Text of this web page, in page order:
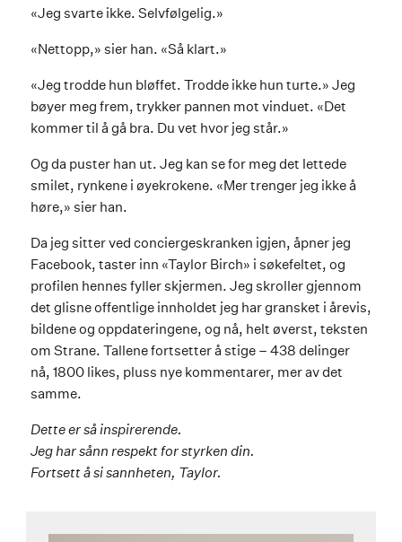
«Jeg svarte ikke. Selvfølgelig.»
«Nettopp,» sier han. «Så klart.»
«Jeg trodde hun bløffet. Trodde ikke hun turte.» Jeg
bøyer meg frem, trykker pannen mot vinduet. «Det
kommer til å gå bra. Du vet hvor jeg står.»
Og da puster han ut. Jeg kan se for meg det lettede
smilet, rynkene i øyekrokene. «Mer trenger jeg ikke å
høre,» sier han.
Da jeg sitter ved conciergeskranken igjen, åpner jeg
Facebook, taster inn «Taylor Birch» i søkefeltet, og
profilen hennes fyller skjermen. Jeg skroller gjennom
det glisne offentlige innholdet jeg har gransket i årevis,
bildene og oppdateringene, og nå, helt øverst, teksten
om Strane. Tallene fortsetter å stige – 438 delinger
nå, 1800 likes, pluss nye kommentarer, mer av det
samme.
Dette er så inspirerende.
Jeg har sånn respekt for styrken din.
Fortsett å si sannheten, Taylor.